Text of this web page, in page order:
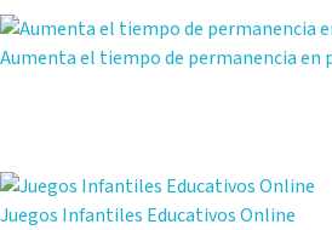
Aumenta el tiempo de permanencia en
Juegos Infantiles Educativos Online